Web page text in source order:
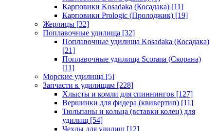
Карповики Kosadaka (Косадака) [11]
Карповики Prologic (Пролоджик) [19]
Жерлицы [32]
Поплавочные удилища [32]
Поплавочные удилища Kosadaka (Косадака)
[21]
Поплавочные удилища Scorana (Скорана)
[11]
Морские удилища [5]
Запчасти к удилищам [228]
Хлысты и комли для спиннингов [127]
Вершинки для фидера (квивертип) [11]
Тюльпаны и кольца (вставки колец) для
удилищ [54]
Чехлы для удилищ [12]